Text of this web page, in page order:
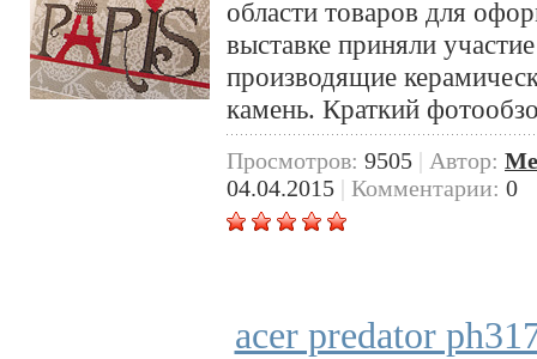
области товаров для
выставке приняли
производящие
камень. Краткий
Просмотров: 9505 | Автор:
04.04.2015 | Комментарии: 0
acer predator